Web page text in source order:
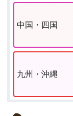
中国・四国
九州・沖縄